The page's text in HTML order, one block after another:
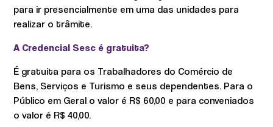
para ir presencialmente em uma das unidades para
realizar o trâmite.
A Credencial Sesc é gratuita?
É gratuita para os Trabalhadores do Comércio de
Bens, Serviços e Turismo e seus dependentes. Para o
Público em Geral o valor é R$ 60,00 e para conveniados
o valor é R$ 40,00.